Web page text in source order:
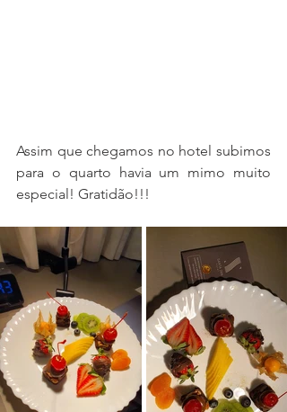
Assim que chegamos no hotel subimos
para o quarto havia um mimo muito
especial! Gratidão!!!